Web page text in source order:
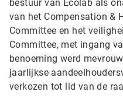
bestuur van Ecolab als
van het Compensation &
Committee en het
Committee, met ingang
benoeming werd
jaarlijkse
verkozen tot lid van de